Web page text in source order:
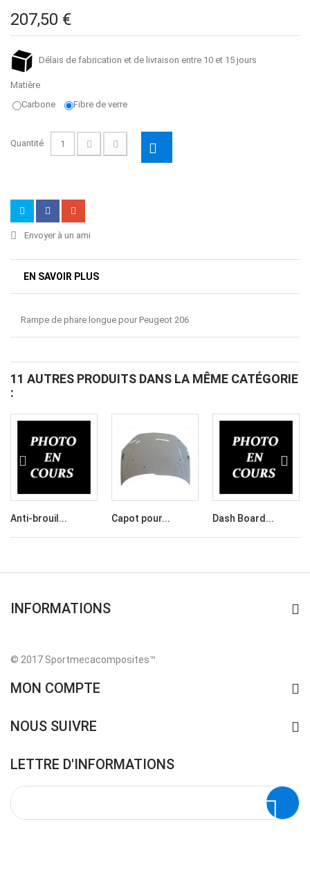
207,50 €
Délais de fabrication et de livraison entre 10 et 15 jours
Matière
Carbone
Fibre de verre
Quantité
Envoyer à un ami
EN SAVOIR PLUS
Rampe de phare longue pour Peugeot 206
11 AUTRES PRODUITS DANS LA MÊME CATÉGORIE
:
Anti-brouil... Capot pour... Dash Board...
INFORMATIONS
© 2017 Sportmecacomposites™
MON COMPTE
NOUS SUIVRE
LETTRE D'INFORMATIONS